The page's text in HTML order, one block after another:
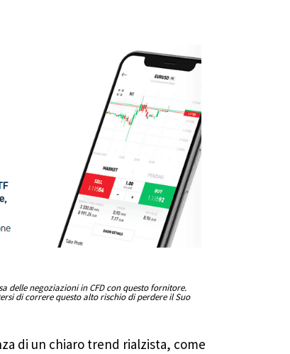
delle negoziazioni in CFD con questo fornitore.
di correre questo alto rischio di perdere il Suo
di un chiaro trend rialzista, come